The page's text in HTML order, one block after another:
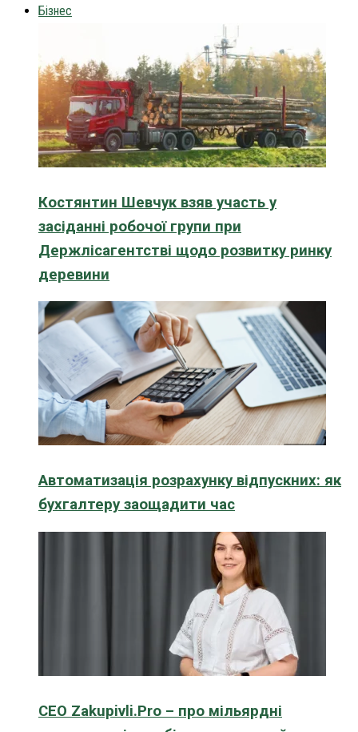
Бізнес
Костянтин Шевчук взяв участь у
засіданні робочої групи при
Держлісагентстві щодо розвитку ринку
деревини
Автоматизація розрахунку відпускних: як
бухгалтеру заощадити час
CEO Zakupivli.Pro – про мільярдні